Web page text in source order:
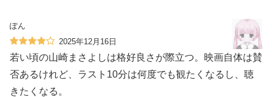
ぽん
2025年12月16日
若い頃の山崎まさよしは格好良さが際立つ。映画自体は賛
否あるけれど、ラスト10分は何度でも観たくなるし、聴
きたくなる。